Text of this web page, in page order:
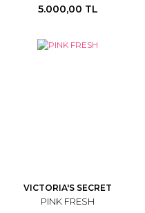
5.000,00 TL
VICTORIA'S SECRET
PINK FRESH